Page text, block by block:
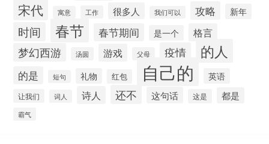
宋代 寓意 工作 很多人 我们可以 攻略 新年
时间 春节 春节期间 是一个 格言
梦幻西游 汤圆 游戏 父母 疫情 的人
的是 短句 礼物 红包 自己的 英语
让我们 词人 诗人 还不 这句话 这是 都是
霸气